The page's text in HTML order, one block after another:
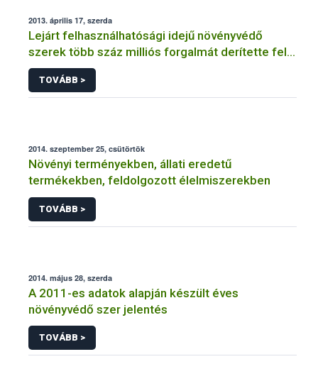
2013. április 17, szerda
Lejárt felhasználhatósági idejű növényvédő
szerek több száz milliós forgalmát derítette fel a
NÉBIH
TOVÁBB >
2014. szeptember 25, csütörtök
Növényi terményekben, állati eredetű
termékekben, feldolgozott élelmiszerekben
TOVÁBB >
2014. május 28, szerda
A 2011-es adatok alapján készült éves
növényvédő szer jelentés
TOVÁBB >